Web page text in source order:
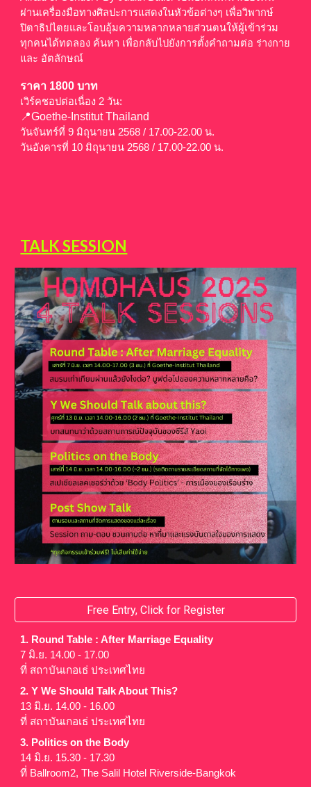
ผ่านเครื่องมือทางศิลปะการแสดงในหัวข้อต่างๆ เพื่อวิพากษ์
ปิตาธิปไตยและโอบอุ้มความหลากหลายส่วนตนให้ผู้เข้าร่วม
ทุกคนได้ทดลอง ค้นหา เพื่อกลับไปยังการตั้งคำถามต่อ ร่างกาย
และ อัตลักษณ์
ราคา 1800 บาท
เวิร์คชอปต่อเนื่อง 2 วัน:
📍Goethe-Institut Thailand
วันจันทร์ที่ 9 มิถุนายน 2568 / 17.00-22.00 น.
วันอังคารที่ 10 มิถุนายน 2568 / 17.00-22.00 น.
TALK SESSION
Free Entry, Click for Register
1. Round Table : After Marriage Equality
7 มิ.ย. 14.00 - 17.00
ที่ สถาบันเกอเธ่ ประเทศไทย
2. Y We Should Talk About This?
13 มิ.ย. 14.00 - 16.00
ที่ สถาบันเกอเธ่ ประเทศไทย
3. Politics on the Body
14 มิ.ย. 15.30 - 17.30
ที่ Ballroom2, The Salil Hotel Riverside-Bangkok